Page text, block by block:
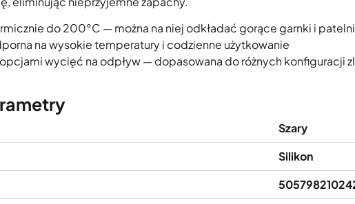
do 200°C — można na niej odkładać gorące garnki i
na wysokie temperatury i codzienne użytkowanie
opcjami wycięć na odpływ — dopasowana do różnych konfiguracji
Szary
Silikon